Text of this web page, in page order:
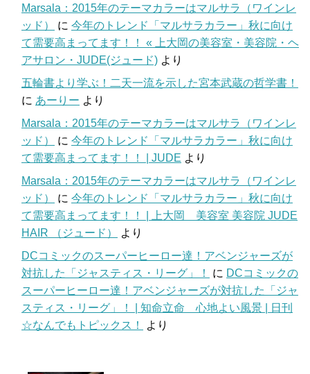
Marsala：2015年のテーマカラーはマルサラ（ワインレ
ッド）
に 今年のトレンド「マルサラカラー」秋に向け
て需要高まってます！！ « 上大岡の美容室・美容院・ヘ
アサロン・JUDE(ジュード) より
五輪書より学ぶ！二天一流を示した宮本武蔵の哲学書！
に あーりー より
Marsala：2015年のテーマカラーはマルサラ（ワインレ
ッド）
に 今年のトレンド「マルサラカラー」秋に向け
て需要高まってます！！ | JUDE より
Marsala：2015年のテーマカラーはマルサラ（ワインレ
ッド）
に 今年のトレンド「マルサラカラー」秋に向け
て需要高まってます！！ | 上大岡 美容室 美容院 JUDE
HAIR （ジュード）
より
DCコミックのスーパーヒーロー達！アベンジャーズが
対抗した「ジャスティス・リーグ」！
に DCコミックの
スーパーヒーロー達！アベンジャーズが対抗した「ジャ
スティス・リーグ」！ | 知命立命 心地よい風景 | 日刊
☆なんでもトピックス！
より